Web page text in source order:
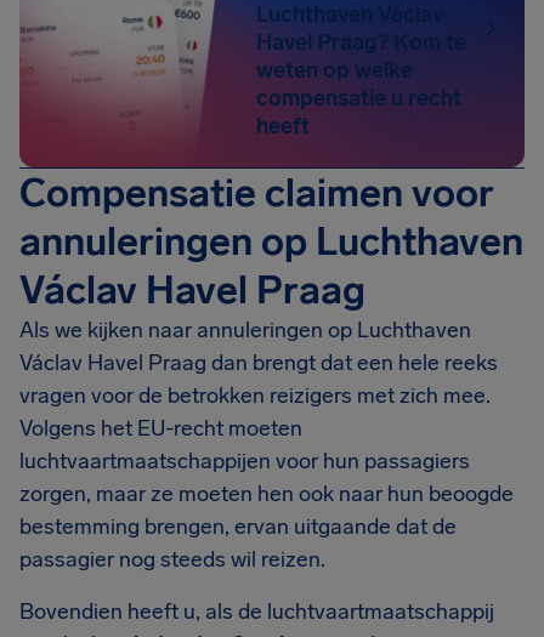
Luchthaven Václav
Havel Praag? Kom te
weten op welke
compensatie u recht
heeft
Compensatie claimen voor
annuleringen op Luchthaven
Václav Havel Praag
Als we kijken naar annuleringen op Luchthaven
Václav Havel Praag dan brengt dat een hele reeks
vragen voor de betrokken reizigers met zich mee.
Volgens het EU-recht moeten
luchtvaartmaatschappijen voor hun passagiers
zorgen, maar ze moeten hen ook naar hun beoogde
bestemming brengen, ervan uitgaande dat de
passagier nog steeds wil reizen.
Bovendien heeft u, als de luchtvaartmaatschappij